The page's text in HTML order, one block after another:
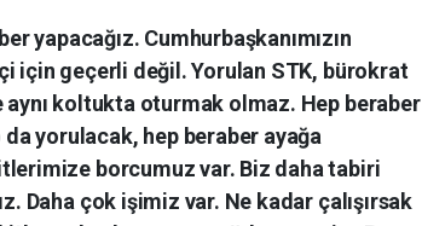
yapacağız. Cumhurbaşkanımızın
için geçerli değil. Yorulan STK, bürokrat
koltukta oturmak olmaz. Hep beraber
yorulacak, hep beraber ayağa
borcumuz var. Biz daha tabiri
Daha çok işimiz var. Ne kadar çalışırsak